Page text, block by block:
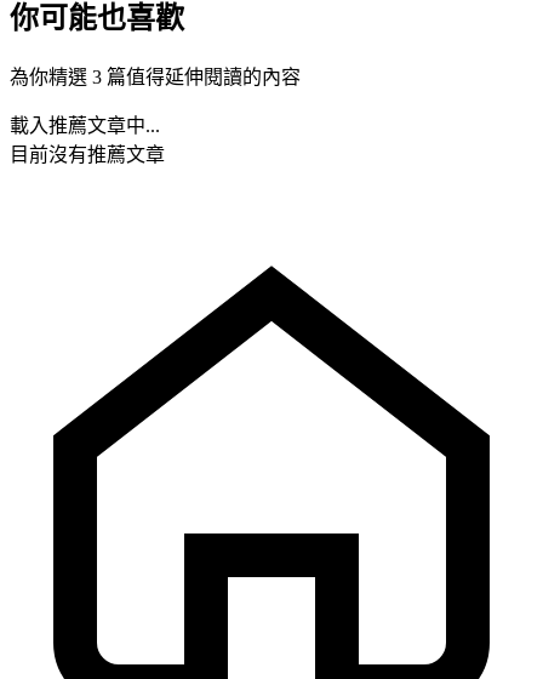
你可能也喜歡
為你精選 3 篇值得延伸閱讀的內容
載入推薦文章中...
目前沒有推薦文章